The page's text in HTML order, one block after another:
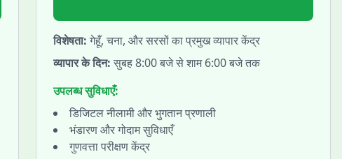
विशेषता: गेहूँ, चना, और सरसों का प्रमुख व्यापार केंद्र
व्यापार के दिन: सुबह 8:00 बजे से शाम 6:00 बजे तक
उपलब्ध सुविधाएँ:
डिजिटल नीलामी और भुगतान प्रणाली
भंडारण और गोदाम सुविधाएँ
गुणवत्ता परीक्षण केंद्र